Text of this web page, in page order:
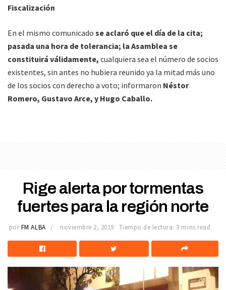
Fiscalización
En el mismo comunicado se aclaró que el día de la cita;
pasada una hora de tolerancia; la Asamblea se
constituirá válidamente, cualquiera sea el número de socios
existentes, sin antes no hubiera reunido ya la mitad más uno
de los socios con derecho a voto; informaron Néstor
Romero, Gustavo Arce, y Hugo Caballo.
Rige alerta por tormentas
fuertes para la región norte
por FM ALBA noviembre 2, 2019 Tiempo de lectura: 3 mins read